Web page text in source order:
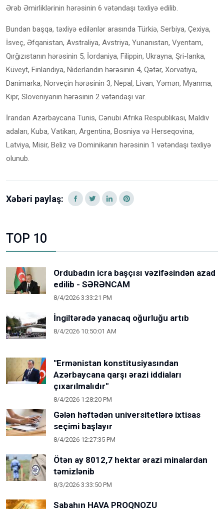
Ərəb Əmirliklərinin hərəsinin 6 vətəndaşı təxliyə edilib.
Bundan başqa, təxliyə edilənlər arasında Türkiə, Serbiya, Çexiya,
İsveç, Əfqanistan, Avstraliya, Avstriya, Yunanıstan, Vyentam,
Qırğızıstanın hərəsinin 5, İordaniya, Filippin, Ukrayna, Şri-lanka,
Küveyt, Finlandiya, Niderlandın hərəsinin 4, Qətər, Xorvatiya,
Danimarka, Norveçin hərəsinin 3, Nepal, Livan, Yəmən, Myanma,
Kipr, Sloveniyanın hərəsinin 2 vətəndaşı var.
İrandan Azərbaycana Tunis, Cənubi Afrika Respublikası, Maldiv
adaları, Kuba, Vatikan, Argentina, Bosniya və Herseqovina,
Latviya, Misir, Beliz və Dominikanın hərəsinin 1 vətəndaşı təxliyə
olunub.
Xəbəri paylaş:
TOP 10
Ordubadın icra başçısı vəzifəsindən azad
edilib - SƏRƏNCAM
8/4/2026 3:33:21 PM
İngiltərədə yanacaq oğurluğu artıb
8/4/2026 10:50:01 AM
"Ermənistan konstitusiyasından
Azərbaycana qarşı ərazi iddiaları
çıxarılmalıdır"
8/4/2026 1:28:20 PM
Gələn həftədən universitetlərə ixtisas
seçimi başlayır
8/4/2026 12:27:35 PM
Ötən ay 8012,7 hektar ərazi minalardan
təmizlənib
8/3/2026 3:33:50 PM
Sabahın HAVA PROQNOZU